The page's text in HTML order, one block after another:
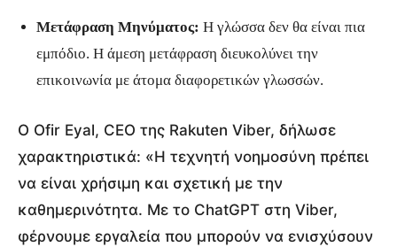
Μετάφραση Μηνύματος: Η γλώσσα δεν θα είναι πια
εμπόδιο. Η άμεση μετάφραση διευκολύνει την
επικοινωνία με άτομα διαφορετικών γλωσσών.
Ο Ofir Eyal, CEO της Rakuten Viber, δήλωσε
χαρακτηριστικά: «Η τεχνητή νοημοσύνη πρέπει
να είναι χρήσιμη και σχετική με την
καθημερινότητα. Με το ChatGPT στη Viber,
φέρνουμε εργαλεία που μπορούν να ενισχύσουν